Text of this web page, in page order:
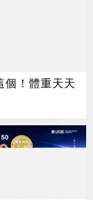
個！體重天天